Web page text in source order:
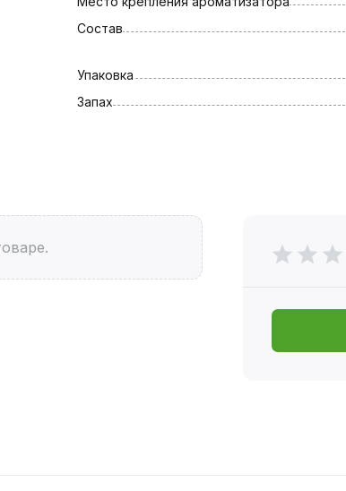
Состав
Упаковка
Запах